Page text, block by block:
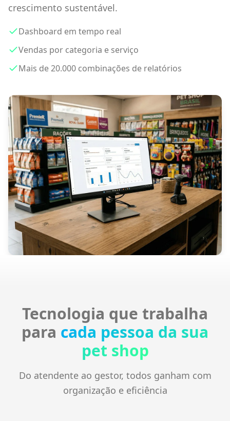
crescimento sustentável.
Dashboard em tempo real
Vendas por categoria e serviço
Mais de 20.000 combinações de relatórios
Tecnologia que trabalha
para cada pessoa da sua
pet shop
Do atendente ao gestor, todos ganham com
organização e eficiência